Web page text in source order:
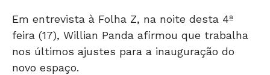
Em entrevista à Folha Z, na noite desta 4ª
feira (17), Willian Panda afirmou que trabalha
nos últimos ajustes para a inauguração do
novo espaço.